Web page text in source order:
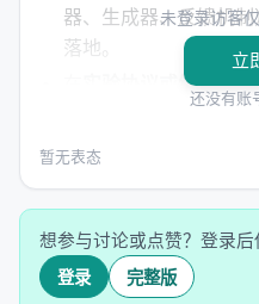
器、生成器、反馈机
落地。
实验协议或综述覆盖
讨论
移路径。
明确列出开放问题：评
觉与安全、跨语言与多
未登录访客
立
还没有账
暂无表态
想参与讨论或点赞？登录
登录 完整版